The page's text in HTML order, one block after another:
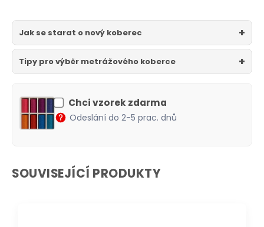
Jak se starat o nový koberec
Tipy pro výběr metrážového koberce
Chci vzorek zdarma
Odeslání do 2-5 prac. dnů
SOUVISEJÍCÍ PRODUKTY